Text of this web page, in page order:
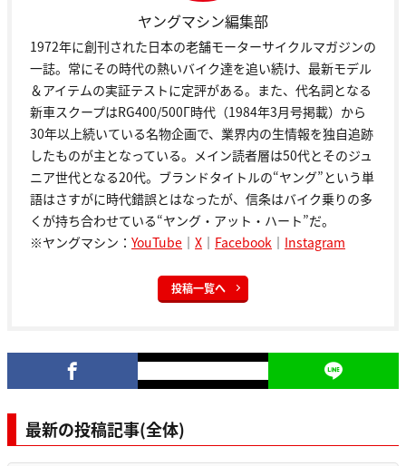
ヤングマシン編集部
1972年に創刊された日本の老舗モーターサイクルマガジンの
一誌。常にその時代の熱いバイク達を追い続け、最新モデル
＆アイテムの実証テストに定評がある。また、代名詞となる
新車スクープはRG400/500Γ時代（1984年3月号掲載）から
30年以上続いている名物企画で、業界内の生情報を独自追跡
したものが主となっている。メイン読者層は50代とそのジュ
ニア世代となる20代。ブランドタイトルの“ヤング”という単
語はさすがに時代錯誤とはなったが、信条はバイク乗りの多
くが持ち合わせている“ヤング・アット・ハート”だ。
※ヤングマシン： YouTube ｜ X ｜ Facebook ｜ Instagram
投稿一覧へ
最新の投稿記事(全体)